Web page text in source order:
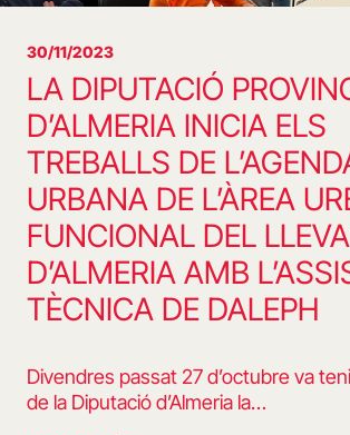
30/11/2023
LA DIPUTACIÓ
D’ALMERIA INICIA ELS
TREBALLS DE
URBANA DE L’ÀREA
FUNCIONAL DEL
D’ALMERIA AMB
TÈCNICA DE DALEPH
Divendres passat 27 d’octubre va
de la Diputació d’Almeria la…